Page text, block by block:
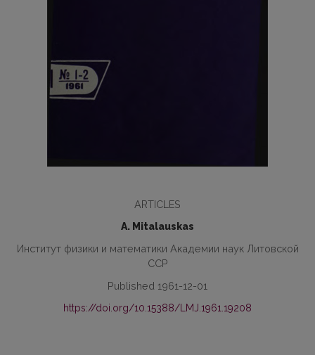
ARTICLES
A. Mitalauskas
Институт физики и математики Академии наук Литовской
ССР
Published 1961-12-01
https://doi.org/10.15388/LMJ.1961.19208